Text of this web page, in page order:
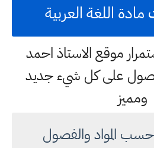
اللغة العربية
موقع الاستاذ احمد
على كل شيء جديد
ومميز
حسب المواد والفصول